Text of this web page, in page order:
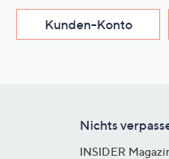
Kunden-Konto
Nichts
INSIDER